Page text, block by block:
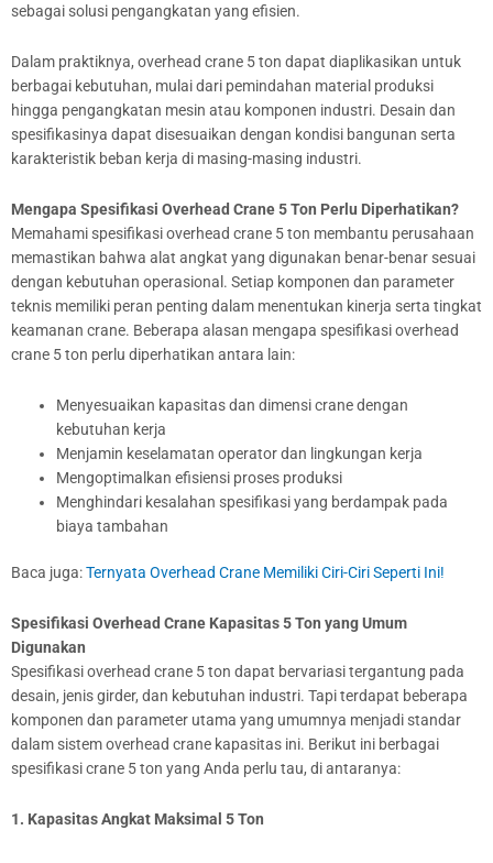
sebagai solusi pengangkatan yang efisien.
Dalam praktiknya, overhead crane 5 ton dapat diaplikasikan untuk
berbagai kebutuhan, mulai dari pemindahan material produksi
hingga pengangkatan mesin atau komponen industri. Desain dan
spesifikasinya dapat disesuaikan dengan kondisi bangunan serta
karakteristik beban kerja di masing-masing industri.
Mengapa Spesifikasi Overhead Crane 5 Ton Perlu Diperhatikan?
Memahami spesifikasi overhead crane 5 ton membantu perusahaan
memastikan bahwa alat angkat yang digunakan benar-benar sesuai
dengan kebutuhan operasional. Setiap komponen dan parameter
teknis memiliki peran penting dalam menentukan kinerja serta tingkat
keamanan crane. Beberapa alasan mengapa spesifikasi overhead
crane 5 ton perlu diperhatikan antara lain:
Menyesuaikan kapasitas dan dimensi crane dengan
kebutuhan kerja
Menjamin keselamatan operator dan lingkungan kerja
Mengoptimalkan efisiensi proses produksi
Menghindari kesalahan spesifikasi yang berdampak pada
biaya tambahan
Baca juga:Ternyata Overhead Crane Memiliki Ciri-Ciri Seperti Ini!
Spesifikasi Overhead Crane Kapasitas5 Ton yang Umum
Digunakan
Spesifikasi overhead crane 5 ton dapat bervariasi tergantung pada
desain, jenis girder, dan kebutuhan industri. Tapi terdapat beberapa
komponen dan parameter utama yang umumnya menjadi standar
dalam sistem overhead crane kapasitas ini. Berikut ini berbagai
spesifikasi crane 5 ton yang Anda perlu tau, di antaranya:
1. Kapasitas Angkat Maksimal 5 Ton